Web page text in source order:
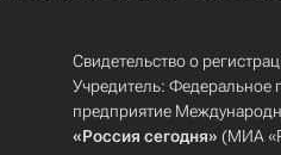
Свидетельство о
Учредитель: Федеральное
предприятие
«Россия сегодня» (МИА